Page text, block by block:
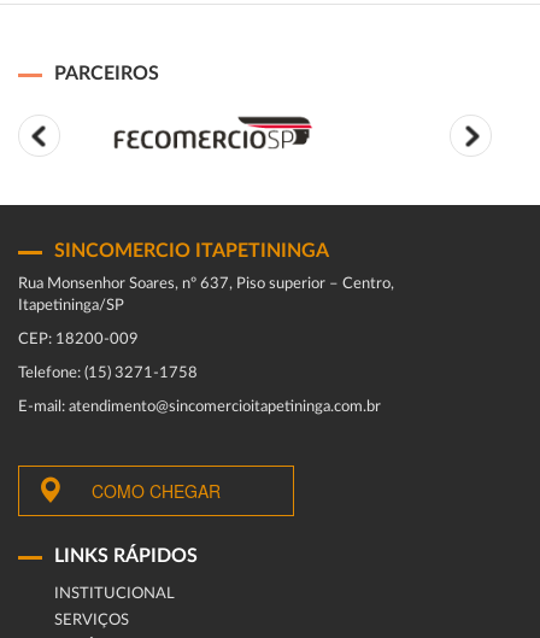
PARCEIROS
SINCOMERCIO ITAPETININGA
Rua Monsenhor Soares, nº 637, Piso superior – Centro,
Itapetininga/SP
CEP: 18200-009
Telefone: (15) 3271-1758
E-mail: atendimento@sincomercioitapetininga.com.br
COMO CHEGAR
LINKS RÁPIDOS
INSTITUCIONAL
SERVIÇOS